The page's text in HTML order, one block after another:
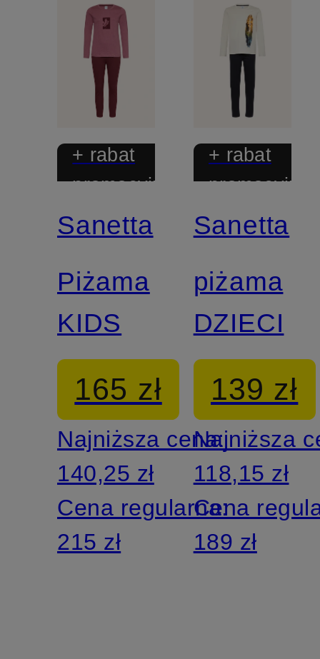
+ rabat
promocyjny
Sanetta
Piżama
KIDS
165 zł
Najniższa cena:
140,25 zł
Cena regularna:
215 zł
+ rabat
promocyjny
Sanetta
piżama
DZIECI
139 zł
Najniższa
118,15 zł
Cena
189 zł